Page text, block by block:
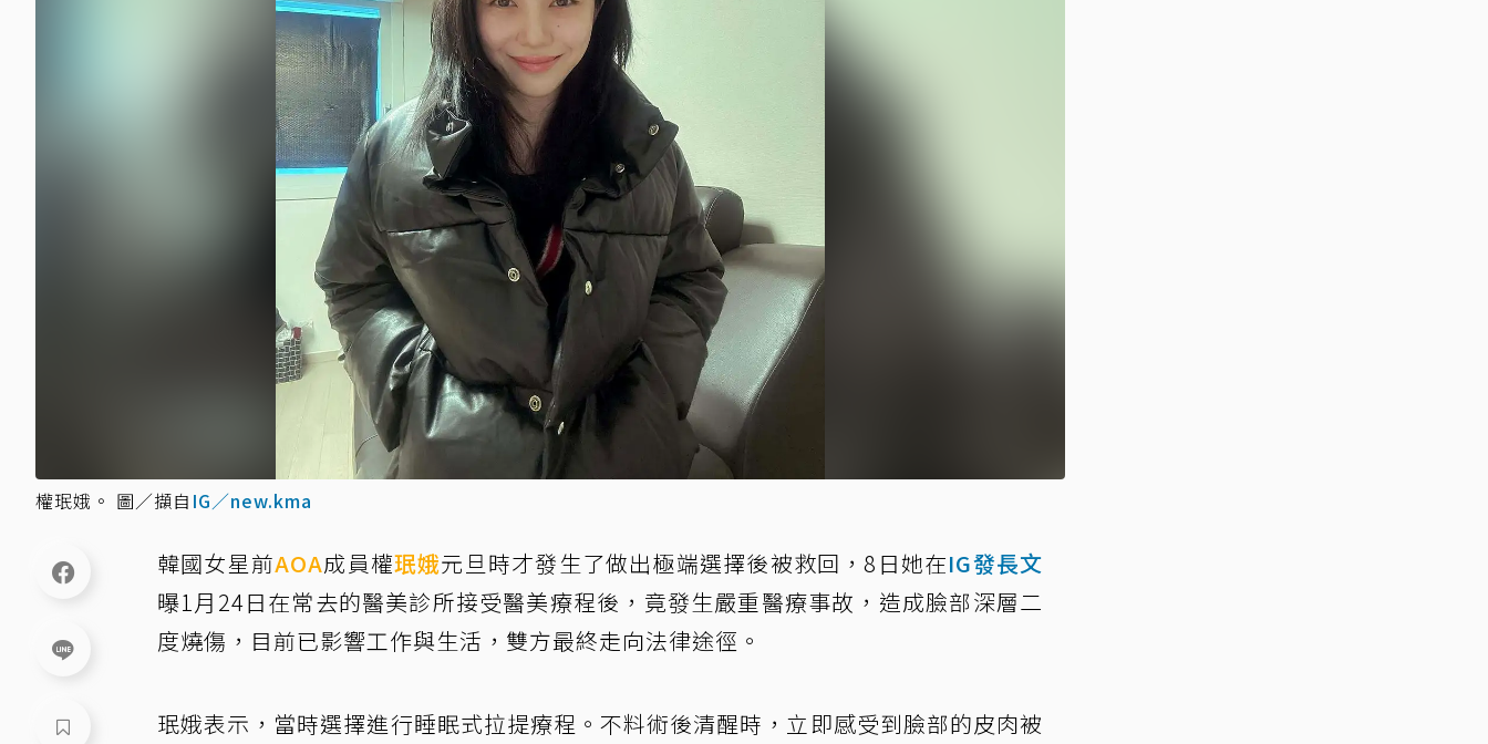
權珉娥。 圖／擷自 IG／new.kma
韓國女星前AOA成員權珉娥元旦時才發生了做出極端選擇後被救回，8日她在IG發長文
曝1月24日在常去的醫美診所接受醫美療程後，竟發生嚴重醫療事故，造成臉部深層二
度燒傷，目前已影響工作與生活，雙方最終走向法律途徑。
珉娥表示，當時選擇進行睡眠式拉提療程。不料術後清醒時，立即感受到臉部的皮肉被